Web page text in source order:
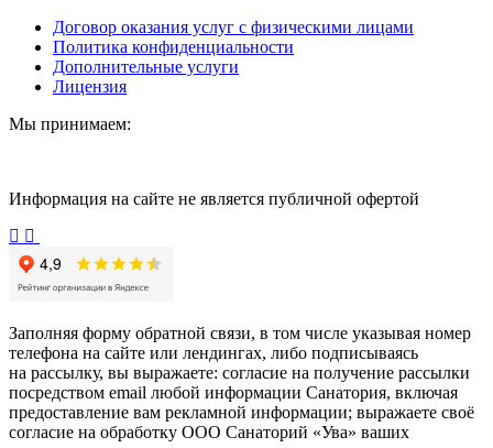
Договор оказания услуг с физическими лицами
Политика конфиденциальности
Дополнительные услуги
Лицензия
Мы принимаем:
Информация на сайте не является публичной офертой
Заполняя форму обратной связи, в том числе указывая номер
телефона на сайте или лендингах, либо подписываясь
на рассылку, вы выражаете: согласие на получение рассылки
посредством email любой информации Санатория, включая
предоставление вам рекламной информации; выражаете своё
согласие на обработку ООО Санаторий «Ува» ваших